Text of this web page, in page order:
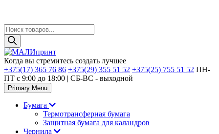
Поиск
товаров
Skip
to
content
Когда вы стремитесь создать лучшее
+375(17) 365 76 86 +375(29) 355 51 52 +375(25) 755 51 52 ПН-
ПТ с 9:00 до 18:00 | CБ-ВС - выходной
Primary Menu
Бумага
Термотрансферная бумага
Защитная бумага для каландров
Чернила